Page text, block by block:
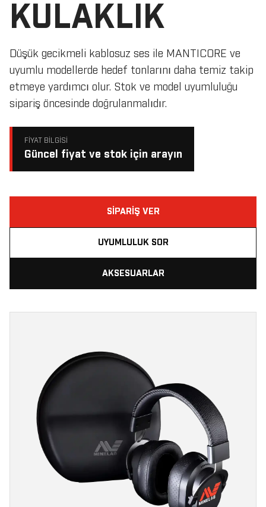
KULAKLIK
Düşük gecikmeli kablosuz ses ile MANTICORE ve
uyumlu modellerde hedef tonlarını daha temiz takip
etmeye yardımcı olur. Stok ve model uyumluluğu
sipariş öncesinde doğrulanmalıdır.
FIYAT BILGISI
Güncel fiyat ve stok için arayın
SIPARIŞ VER
UYUMLULUK SOR
AKSESUARLAR